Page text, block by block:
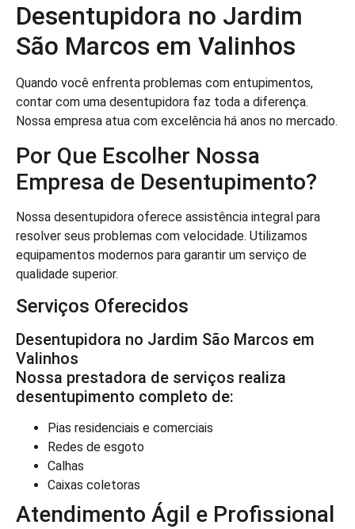
Desentupidora no Jardim
São Marcos em Valinhos
Quando você enfrenta problemas com entupimentos,
contar com uma desentupidora faz toda a diferença.
Nossa empresa atua com excelência há anos no mercado.
Por Que Escolher Nossa
Empresa de Desentupimento?
Nossa desentupidora oferece assistência integral para
resolver seus problemas com velocidade. Utilizamos
equipamentos modernos para garantir um serviço de
qualidade superior.
Serviços Oferecidos
Desentupidora no Jardim São Marcos em
Valinhos
Nossa prestadora de serviços realiza
desentupimento completo de:
Pias residenciais e comerciais
Redes de esgoto
Calhas
Caixas coletoras
Atendimento Ágil e Profissional